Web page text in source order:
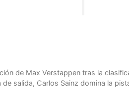
de Max Verstappen tras la
de salida, Carlos Sainz domina la